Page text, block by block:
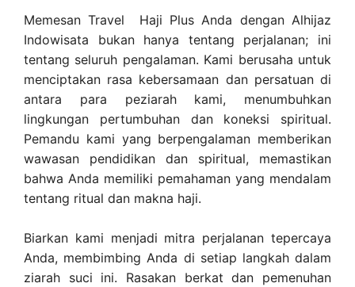
Memesan Travel Haji Plus Anda dengan Alhijaz
Indowisata bukan hanya tentang perjalanan; ini
tentang seluruh pengalaman. Kami berusaha untuk
menciptakan rasa kebersamaan dan persatuan di
antara para peziarah kami, menumbuhkan
lingkungan pertumbuhan dan koneksi spiritual.
Pemandu kami yang berpengalaman memberikan
wawasan pendidikan dan spiritual, memastikan
bahwa Anda memiliki pemahaman yang mendalam
tentang ritual dan makna haji.
Biarkan kami menjadi mitra perjalanan tepercaya
Anda, membimbing Anda di setiap langkah dalam
ziarah suci ini. Rasakan berkat dan pemenuhan